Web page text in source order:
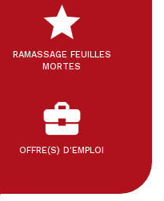
star
RAMASSAGE FEUILLES
MORTES
business_center
OFFRE(S) D'EMPLOI